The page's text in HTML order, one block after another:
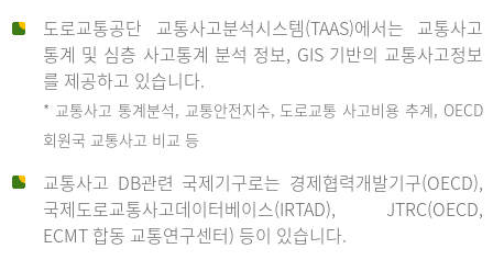
도로교통공단 교통사고분석시스템(TAAS)에서는 교통사고
통계 및 심층 사고통계 분석 정보, GIS 기반의 교통사고정보
를 제공하고 있습니다.
* 교통사고 통계분석, 교통안전지수, 도로교통 사고비용 추계, OECD
회원국 교통사고 비교 등
교통사고 DB관련 국제기구로는 경제협력개발기구(OECD),
국제도로교통사고데이터베이스(IRTAD), JTRC(OECD,
ECMT 합동 교통연구센터) 등이 있습니다.